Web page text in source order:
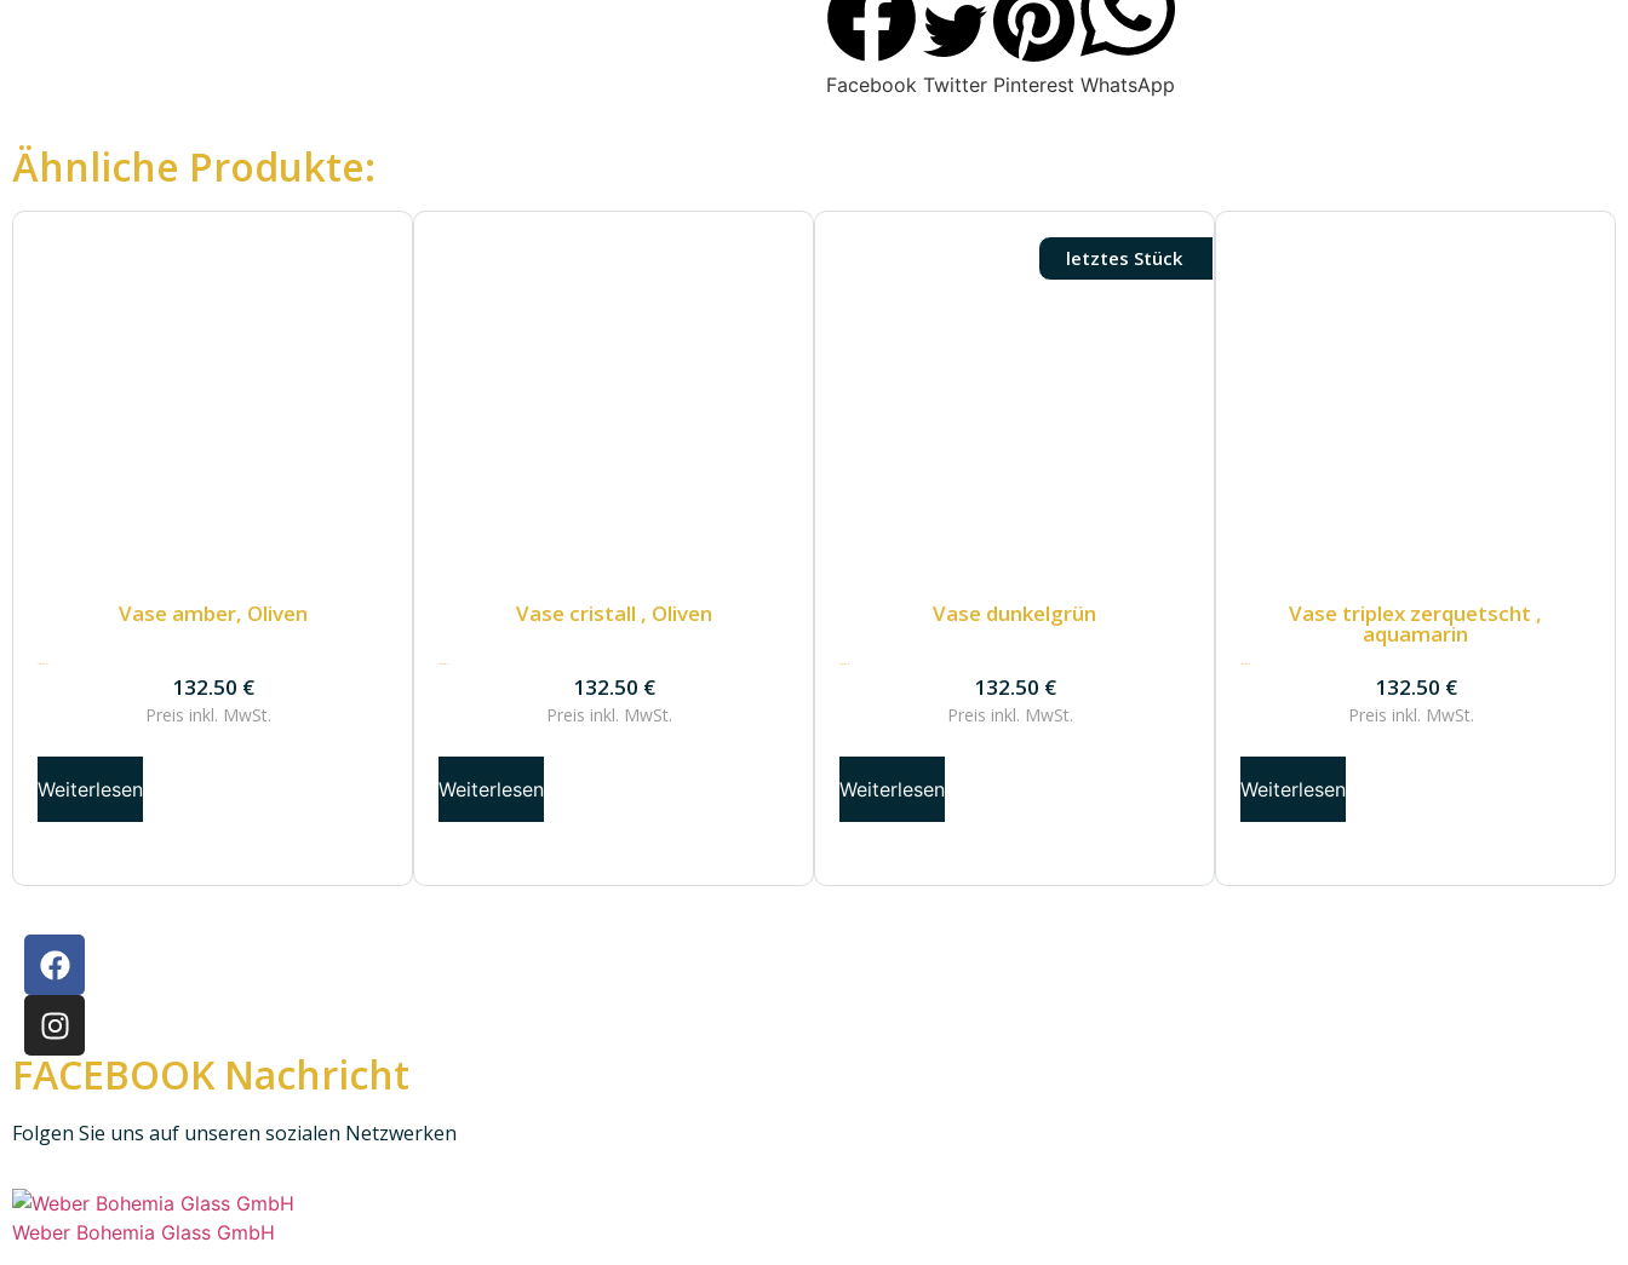
Facebook Twitter Pinterest WhatsApp
Ähnliche Produkte:
Vase amber, Oliven
132.50 €
132.50 €
Preis inkl. MwSt.
Weiterlesen
Vase cristall , Oliven
132.50 €
132.50 €
Preis inkl. MwSt.
Weiterlesen
letztes Stück
Vase dunkelgrün
132.50 €
132.50 €
Preis inkl. MwSt.
Weiterlesen
Vase triplex zerquetscht ,
aquamarin
132.50 €
132.50 €
Preis inkl. MwSt.
Weiterlesen
FACEBOOK Nachricht
Folgen Sie uns auf unseren sozialen Netzwerken
Weber Bohemia Glass GmbH